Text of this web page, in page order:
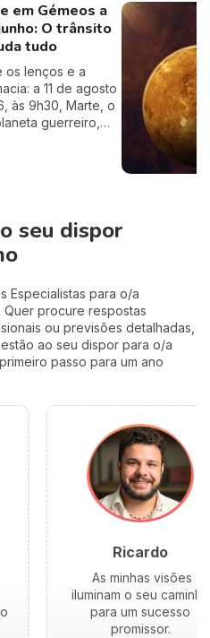
como este
o seu Signo Solar
relações. É um
precisa de
e o local do seu
em Gémeos a
O trânsito
tudo
os lenços e a
a 11 de agosto
às 9h30, Marte, o
guerreiro,
espada, deixa a
mental de Gémeos
este trânsito por
«fraco»… mas eu
dos mais
humanos do
me: o seu
vai perceber. 💛
seu dispor
Especialistas para o/a
procure respostas
ou previsões detalhadas,
ao seu dispor para o/a
passo para um ano
Ricardo
As minhas visões
iluminam o seu caminho
para um sucesso
promissor.